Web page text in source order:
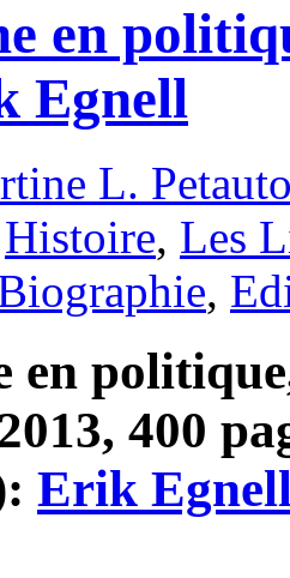
en
Egnell
L.
Histoire, Les
,
en
400
Erik